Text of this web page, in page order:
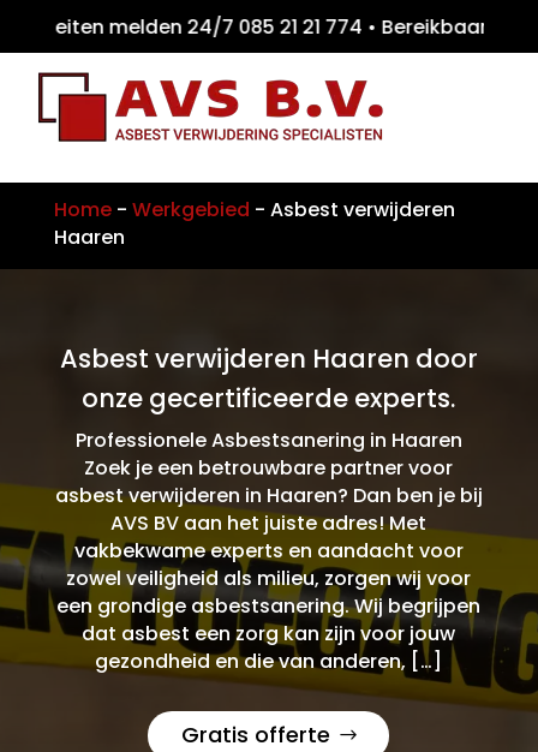
melden 24/7 085 21 21 774 •
Home- Werkgebied - Asbest verwijderen
Haaren
Asbest verwijderen Haaren door
onze gecertificeerde experts.
Professionele Asbestsanering in Haaren
Zoek je een betrouwbare partner voor
asbest verwijderen in Haaren? Dan ben je bij
AVS BV aan het juiste adres! Met
vakbekwame experts en aandacht voor
zowel veiligheid als milieu, zorgen wij voor
een grondige asbestsanering. Wij begrijpen
dat asbest een zorg kan zijn voor jouw
gezondheid en die van anderen, […]
Gratis offerte